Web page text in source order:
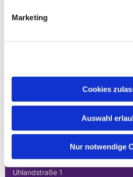
Marketing
Cookies
Auswahl
Nur notwendige
EVANGELISCHE
MAINPERLEN
Uhlandstraße 1